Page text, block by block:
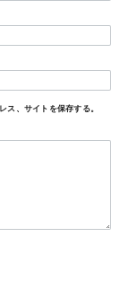
ス、サイトを保存する。